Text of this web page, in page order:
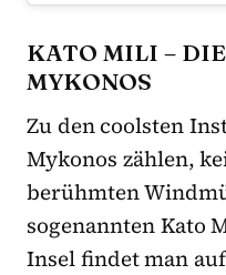
KATO MILI –
MYKONOS
Zu den coolsten
Mykonos zählen,
berühmten
sogenannten Kato
Insel findet man